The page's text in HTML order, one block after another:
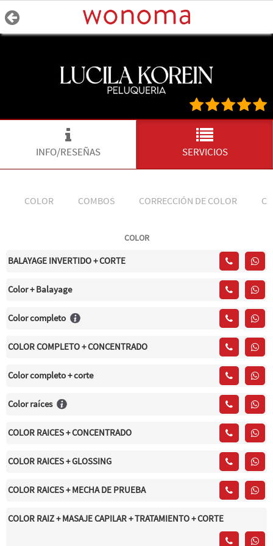
INFO/RESEÑAS SERVICIOS
COLOR COMBOS CORRECCIÓN DE COLOR
COLOR
BALAYAGE INVERTIDO + CORTE
Color + Balayage
Color completo
COLOR COMPLETO + CONCENTRADO
Color completo + corte
Color raíces
COLOR RAICES + CONCENTRADO
COLOR RAICES + GLOSSING
COLOR RAICES + MECHA DE PRUEBA
COLOR RAIZ + MASAJE CAPILAR + TRATAMIENTO + CORTE